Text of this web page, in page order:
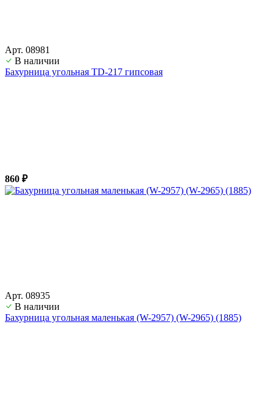
Арт. 08981
В наличии
Бахурница угольная TD-217 гипсовая
860 ₽
Арт. 08935
В наличии
Бахурница угольная маленькая (W-2957) (W-2965) (1885)